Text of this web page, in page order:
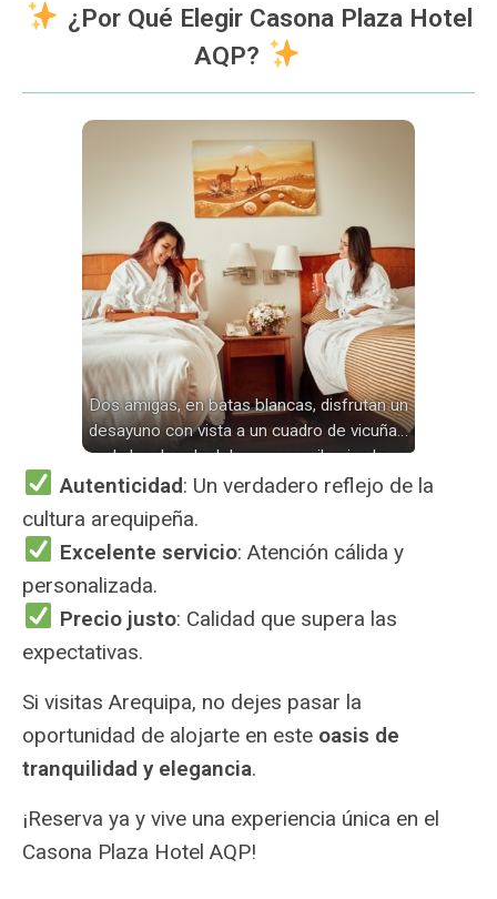
¿Por Qué Elegir Casona Plaza Hotel
AQP?
Dos amigas, en batas blancas, disfrutan un
desayuno con vista a un cuadro de vicuñas;
la luz dorada del amanecer ilumina la
habitación, mientras una saborea un zumo.
Autenticidad: Un verdadero reflejo de la
cultura arequipeña.
Excelente servicio: Atención cálida y
personalizada.
Precio justo: Calidad que supera las
expectativas.
Si visitas Arequipa, no dejes pasar la
oportunidad de alojarte en este oasis de
tranquilidad y elegancia.
¡Reserva ya y vive una experiencia única en el
Casona Plaza Hotel AQP!